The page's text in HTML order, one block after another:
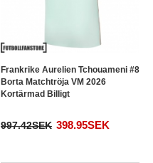
Frankrike Aurelien Tchouameni #8
Borta Matchtröja VM 2026
Kortärmad Billigt
997.42SEK 398.95SEK